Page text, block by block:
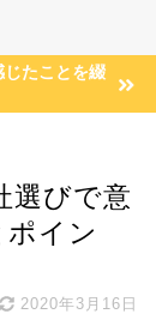
じたことを綴
選びで意
イン
2020年3月16日